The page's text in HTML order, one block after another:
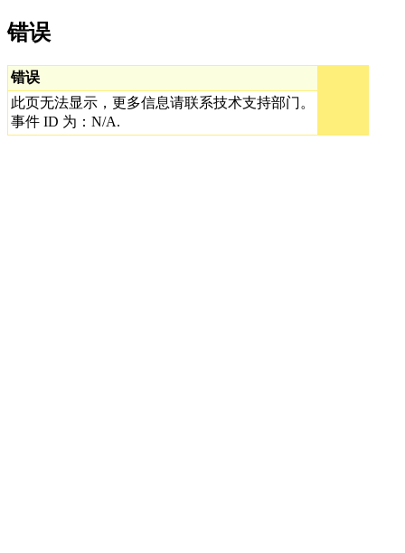
错误
错误
此页无法显示，更多信息请联系技术支持部门。
事件 ID 为：N/A.